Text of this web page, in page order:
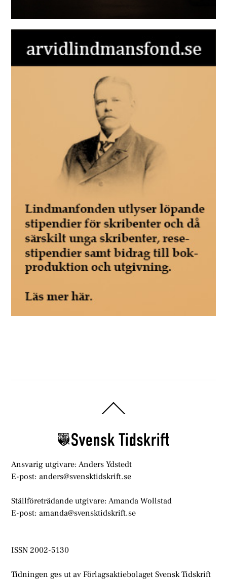
To
Ansvarig utgivare: Anders Ydstedt
E-post: anders@svensktidskrift.se
Ställföreträdande utgivare: Amanda Wollstad
E-post: amanda@svensktidskrift.se
ISSN 2002-5130
Tidningen ges ut av Förlagsaktiebolaget Svensk Tidskrift